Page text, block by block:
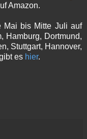
Amazon.
Mai bis Mitte Juli auf
Hamburg, Dortmund,
Stuttgart, Hannover,
es hier.